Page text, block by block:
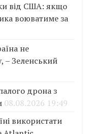
від США: якщо
воюватиме за
не
– Зеленський
дрона з
08.08.2026 19:49
використати